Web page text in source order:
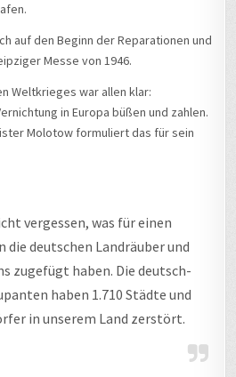
auf den Beginn der Reparationen und
Messe von 1946.
Weltkrieges war allen klar:
in Europa büßen und zahlen.
Molotow formuliert das für sein
vergessen, was für einen
die deutschen Landräuber und
zugefügt haben. Die deutsch-
haben 1.710 Städte und
in unserem Land zerstört.